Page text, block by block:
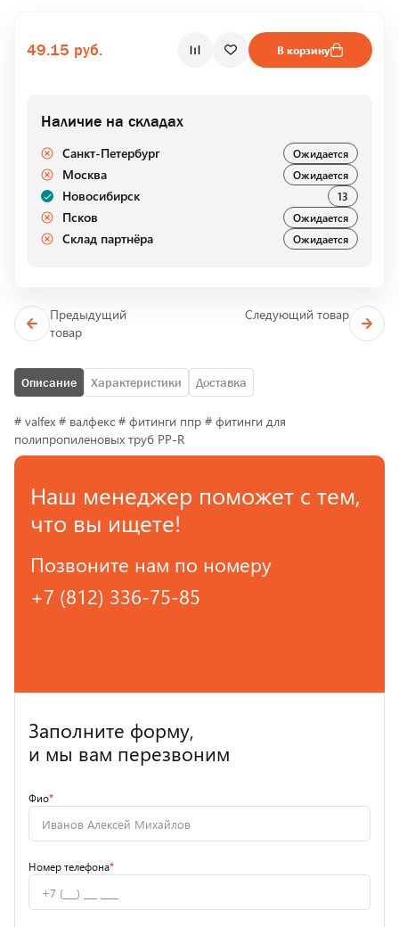
Описание Характеристики Доставка
# valfex # валфекс # фитинги ппр # фитинги для
полипропиленовых труб PP-R
49.15 руб. В корзину
Наличие на складах
Санкт-Петербург Ожидается
Москва Ожидается
Новосибирск 13
Псков Ожидается
Склад партнёра Ожидается
Предыдущий
товар
Следующий товар
Наш менеджер поможет с тем,
что вы ищете!
Позвоните нам по номеру
+7 (812) 336-75-85
Заполните форму,
и мы вам перезвоним
Фио*
Номер телефона*